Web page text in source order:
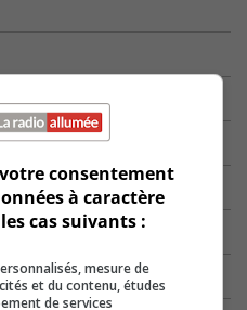
consentement
à caractère
cas suivants :
mesure de
et du contenu, études
de services